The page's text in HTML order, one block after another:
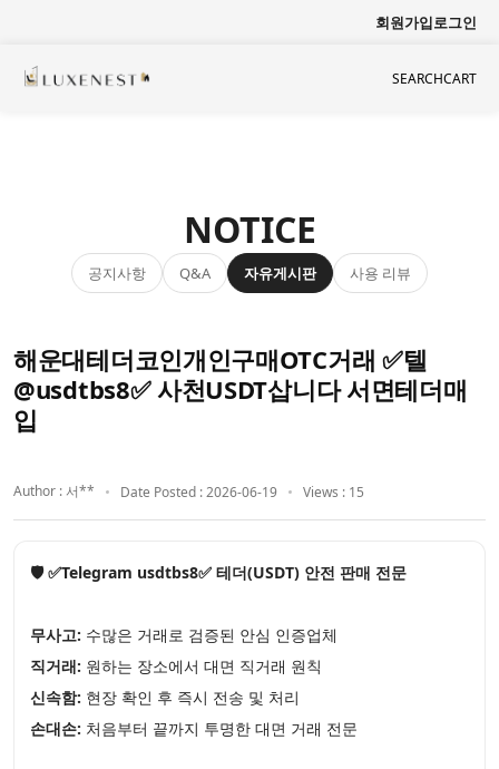
회원가입로그인
SEARCHCART
NOTICE
공지사항 Q&A 자유게시판 사용 리뷰
해운대테더코인개인구매OTC거래 ✅텔
@usdtbs8✅ 사천USDT삽니다 서면테더매
입
Author : 서** Date Posted : 2026-06-19 Views : 15
🛡️ ✅Telegram usdtbs8✅ 테더(USDT) 안전 판매 전문
무사고: 수많은 거래로 검증된 안심 인증업체
직거래: 원하는 장소에서 대면 직거래 원칙
신속함: 현장 확인 후 즉시 전송 및 처리
손대손: 처음부터 끝까지 투명한 대면 거래 전문